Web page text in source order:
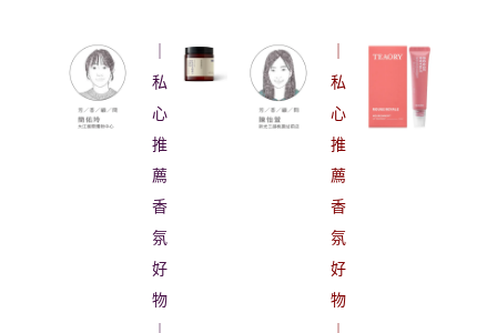
私
心
推
薦
香
氛
好
物
私
心
推
薦
香
氛
好
物